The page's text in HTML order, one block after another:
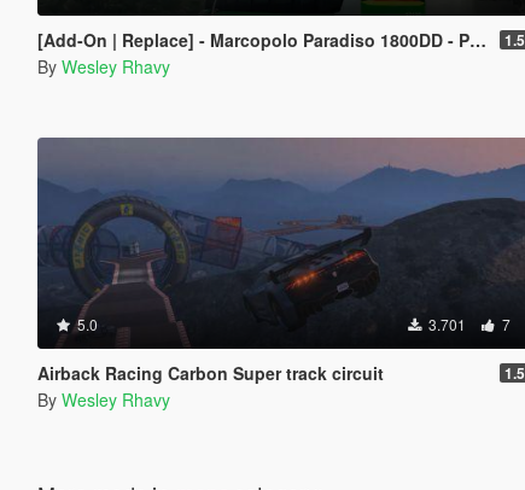
[Add-On | Replace] - Marcopolo Paradiso 1800DD - Pássaro Verde (Greenbird) Leito+Executivo 1.5
By Wesley Rhavy
5.0 3.701 7
Airback Racing Carbon Super track circuit 1.5
By Wesley Rhavy